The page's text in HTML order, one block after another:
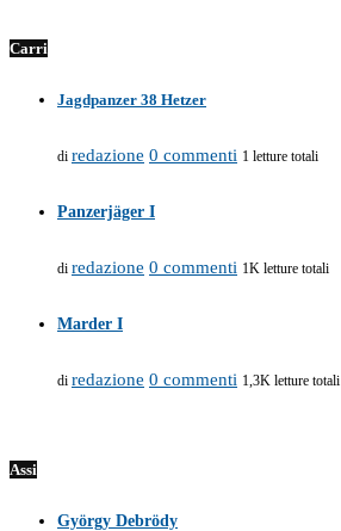
Carri
Jagdpanzer 38 Hetzer
di redazione 0 commenti 1 letture totali
Panzerjäger I
di redazione 0 commenti 1K letture totali
Marder I
di redazione 0 commenti 1,3K letture totali
Assi
György Debrödy